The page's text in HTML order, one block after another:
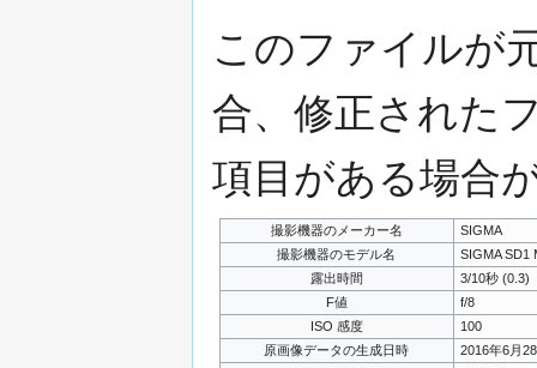
このファイルが
合、修正された
項目がある場合
撮影機器のメーカー名
SIGMA
撮影機器のモデル名
SIGMA SD1
露出時間
3/10秒 (0.3)
F値
f/8
ISO 感度
100
原画像データの生成日時
2016年6月